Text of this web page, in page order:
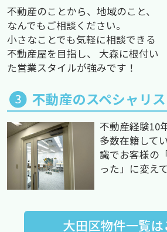
不動産のことから、地域のこと、
なんでもご相談ください。
小さなことでも気軽に相談できる
不動産屋を目指し、 大森に根付い
た営業スタイルが強みです！
不動産のスペシャリ
不動産経験10
多数在籍して
識でお客様の
った」に変え